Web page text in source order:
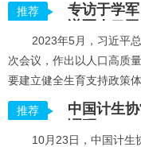
推荐
专访于学
谱写人口
2023年5月，习近平
次会议，作出以人口高质
要建立健全生育支持政策
推荐
中国计生
调研
10月23日，中国计生